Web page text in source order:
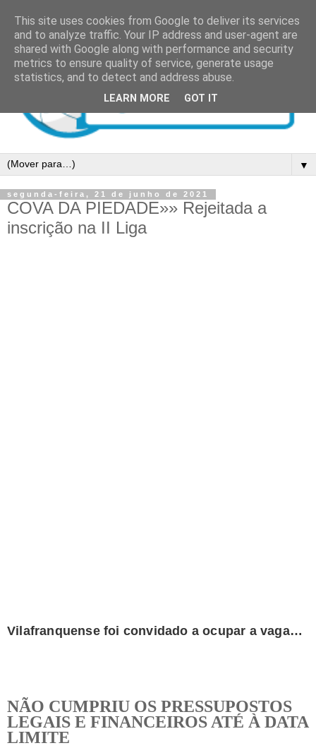
▼
segunda-feira, 21 de junho de 2021
COVA DA PIEDADE»» Rejeitada a
inscrição na II Liga
Vilafranquense foi convidado a ocupar a vaga…
NÃO CUMPRIU OS PRESSUPOSTOS
LEGAIS E FINANCEIROS ATÉ À DATA
LIMITE
This site uses cookies from Google to deliver its services
and to analyze traffic. Your IP address and user-agent are
shared with Google along with performance and security
metrics to ensure quality of service, generate usage
statistics, and to detect and address abuse.
LEARN MORE GOT IT